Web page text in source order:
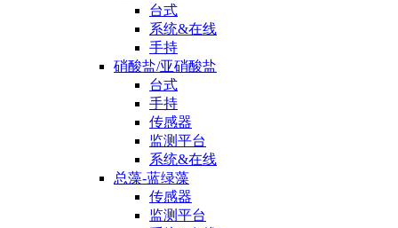
台式
系统&在线
手持
硝酸盐/亚硝酸盐
台式
手持
传感器
监测平台
系统&在线
总藻-蓝绿藻
传感器
监测平台